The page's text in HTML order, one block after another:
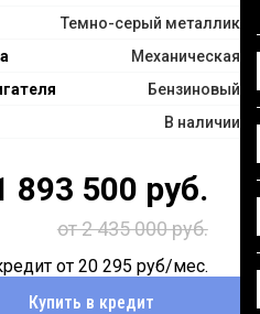
Темно-серый металлик
Механическая
Бензиновый
В наличии
893 500 руб.
от 2 435 000 руб.
от 20 295 руб/мес.
Купить в кредит